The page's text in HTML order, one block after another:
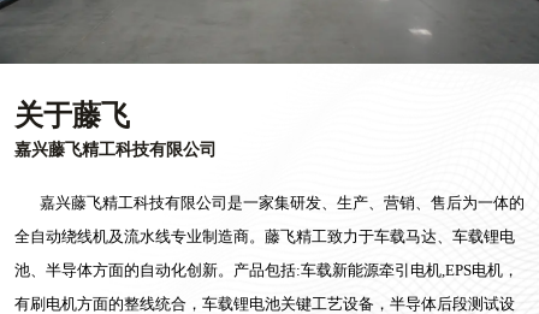
关于藤飞
嘉兴藤飞精工科技有限公司
嘉兴藤飞精工科技有限公司是一家集研发、生产、营销、售后为一体的
全自动绕线机及流水线专业制造商。藤飞精工致力于车载马达、车载锂电
池、半导体方面的自动化创新。产品包括:车载新能源牵引电机,EPS电机，
有刷电机方面的整线统合，车载锂电池关键工艺设备，半导体后段测试设